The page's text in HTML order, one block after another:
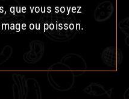
que vous soyez
ou poisson.